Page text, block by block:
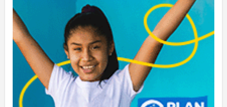
2023年8月 (1)
2023年5月 (2)
2023年4月
2022年1月